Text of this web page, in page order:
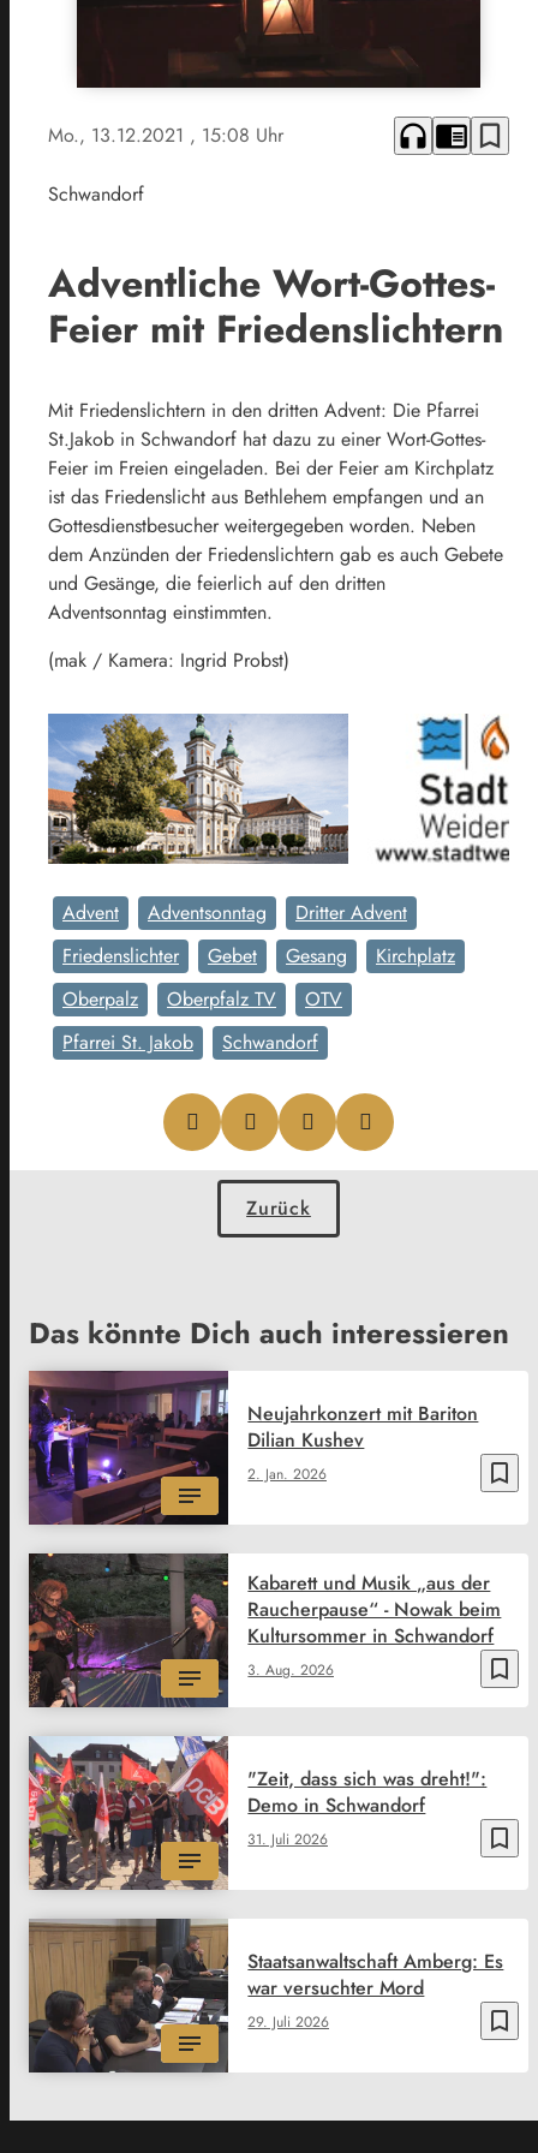
Mo., 13.12.2021 , 15:08 Uhr headphones chrome_reader_mode bookmark_border
Schwandorf
Adventliche Wort-Gottes-
Feier mit Friedenslichtern
Mit Friedenslichtern in den dritten Advent: Die Pfarrei
St.Jakob in Schwandorf hat dazu zu einer Wort-Gottes-
Feier im Freien eingeladen. Bei der Feier am Kirchplatz
ist das Friedenslicht aus Bethlehem empfangen und an
Gottesdienstbesucher weitergegeben worden. Neben
dem Anzünden der Friedenslichtern gab es auch Gebete
und Gesänge, die feierlich auf den dritten
Adventsonntag einstimmten.
(mak / Kamera: Ingrid Probst)
Advent Adventsonntag
Dritter Advent
Friedenslichter
Gebet Gesang
Kirchplatz
Oberpalz
Oberpfalz TV
OTV
Pfarrei St. Jakob
Schwandorf
Zurück
Das könnte Dich auch interessieren
bookmark_border
2. Jan. 2026
Neujahrkonzert mit Bariton
Dilian Kushev
bookmark_border
3. Aug. 2026
Kabarett und Musik „aus der
Raucherpause“ - Nowak beim
Kultursommer in Schwandorf
bookmark_border
31. Juli 2026
"Zeit, dass sich was dreht!":
Demo in Schwandorf
bookmark_border
29. Juli 2026
Staatsanwaltschaft Amberg: Es
war versuchter Mord